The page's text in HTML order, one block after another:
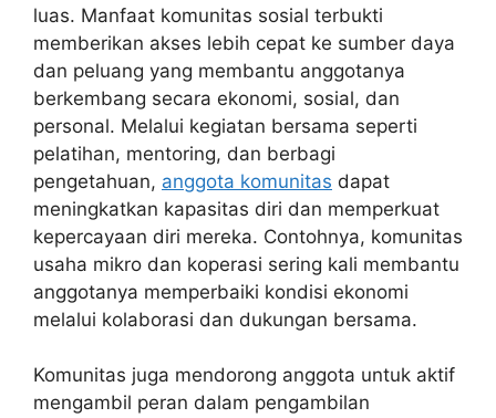
luas. Manfaat komunitas sosial terbukti
memberikan akses lebih cepat ke sumber daya
dan peluang yang membantu anggotanya
berkembang secara ekonomi, sosial, dan
personal. Melalui kegiatan bersama seperti
pelatihan, mentoring, dan berbagi
pengetahuan, anggota komunitas dapat
meningkatkan kapasitas diri dan memperkuat
kepercayaan diri mereka. Contohnya, komunitas
usaha mikro dan koperasi sering kali membantu
anggotanya memperbaiki kondisi ekonomi
melalui kolaborasi dan dukungan bersama.
Komunitas juga mendorong anggota untuk aktif
mengambil peran dalam pengambilan